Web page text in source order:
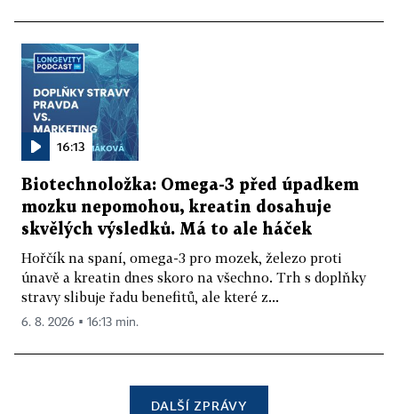
16:13
Biotechnoložka: Omega-3 před úpadkem
mozku nepomohou, kreatin dosahuje
skvělých výsledků. Má to ale háček
Hořčík na spaní, omega-3 pro mozek, železo proti
únavě a kreatin dnes skoro na všechno. Trh s doplňky
stravy slibuje řadu benefitů, ale které z...
6. 8. 2026 ▪ 16:13 min.
DALŠÍ ZPRÁVY